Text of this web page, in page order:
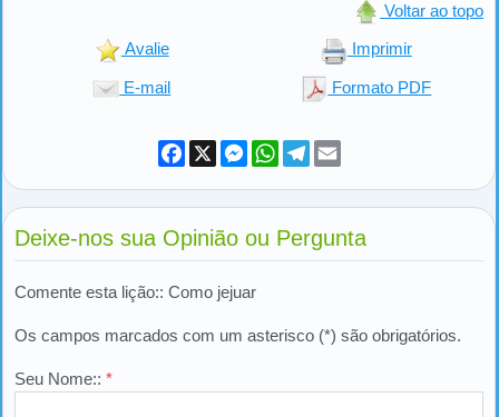
Voltar ao topo
Avalie Imprimir
E-mail Formato PDF
Facebook
X Messenger
WhatsApp
Telegram
Deixe-nos sua Opinião ou Pergunta
Comente esta lição:: Como jejuar
Os campos marcados com um asterisco (*) são obrigatórios.
Seu Nome:: *